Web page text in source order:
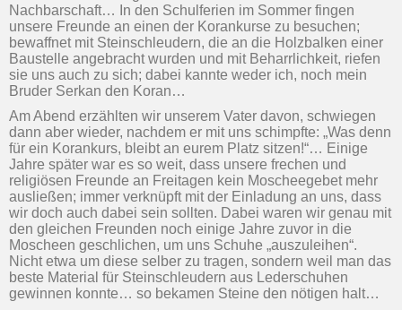
Nachbarschaft… In den Schulferien im Sommer fingen
unsere Freunde an einen der Korankurse zu besuchen;
bewaffnet mit Steinschleudern, die an die Holzbalken einer
Baustelle angebracht wurden und mit Beharrlichkeit, riefen
sie uns auch zu sich; dabei kannte weder ich, noch mein
Bruder Serkan den Koran…
Am Abend erzählten wir unserem Vater davon, schwiegen
dann aber wieder, nachdem er mit uns schimpfte: „Was denn
für ein Korankurs, bleibt an eurem Platz sitzen!“… Einige
Jahre später war es so weit, dass unsere frechen und
religiösen Freunde an Freitagen kein Moscheegebet mehr
ausließen; immer verknüpft mit der Einladung an uns, dass
wir doch auch dabei sein sollten. Dabei waren wir genau mit
den gleichen Freunden noch einige Jahre zuvor in die
Moscheen geschlichen, um uns Schuhe „auszuleihen“.
Nicht etwa um diese selber zu tragen, sondern weil man das
beste Material für Steinschleudern aus Lederschuhen
gewinnen konnte… so bekamen Steine den nötigen halt…